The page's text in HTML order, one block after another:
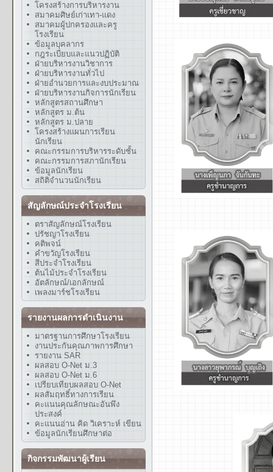
โครงสร้างการบริหารงาน
สมาคมศิษย์เก่าเทา-แดง
สมาคมผู้ปกครองและครู
โรงเรียน
ข้อมูลบุคลากร
กฎระเบียบและแนวปฏิบัติ
ฝ่ายบริหารงานวิชาการ
ฝ่ายบริหารงานทั่วไป
ฝ่ายอำนวยการและงบประมาณ
ฝ่ายบริหารงานกิจการนักเรียน
หลักสูตรสถานศึกษา
หลักสูตร ม.ต้น
หลักสูตร ม.ปลาย
โครงสร้างแผนการเรียน
นักเรียน
คณะกรรมการบริหารระดับชั้น
คณะกรรมการสภานักเรียน
ข้อมูลนักเรียน
สถิติจำนวนนักเรียน
สัญลักษณ์ประจำโรงเรียน
ตราสัญลักษณ์โรงเรียน
ปรัชญาโรงเรียน
คติพจน์
คำขวัญโรงเรียน
สีประจำโรงเรียน
ต้นไม้ประจำโรงเรียน
อัตลักษณ์/เอกลักษณ์
เพลงมาร์ชโรงเรียน
รายงานผลการดำเนินงาน
มาตรฐานการศึกษาโรงเรียน
งานประกันคุณภาพการศึกษา
รายงาน SAR
ผลสอบ O-Net ม.3
ผลสอบ O-Net ม.6
เปรียบเทียบผลสอบ O-Net
ผลสัมฤทธิ์ทางการเรียน
คะแนนคุณลักษณะอันพึง
ประสงค์
คะแนนอ่าน คิด วิเคราะห์ เขียน
ข้อมูลนักเรียนศึกษาต่อ
กิจกรรมพัฒนาผู้เรียน